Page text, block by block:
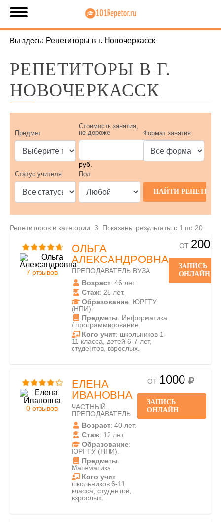
Вы здесь: Репетиторы в г. Новочеркасск
РЕПЕТИТОРЫ В Г.
НОВОЧЕРКАССК
Предмет
Стоимость занятия,
не дороже
руб.
Формат занятия
Статус учителя Пол
Репетиторов в категории: 3. Показаны результаты с 1 по 20
7 отзывов
ОЛЬГА
АЛЕКСАНДРОВНА
ПРЕПОДАВАТЕЛЬ ВУЗА
Возраст: 46 лет.
Стаж: 25 лет.
Образование: ЮРГТУ
(НПИ).
Предметы: Информатика
/ программирование.
Кого учит: школьников 1-
11 класса, детей 6-7 лет,
студентов, взрослых.
ОТ 2000
ЗАПИСЬ
ОНЛАЙН
0 отзывов
ЕЛЕНА
ИВАНОВНА
ЧАСТНЫЙ
ПРЕПОДАВАТЕЛЬ
Возраст: 40 лет.
Стаж: 12 лет.
Образование:
ЮРГТУ (НПИ).
Предметы:
Математика.
Кого учит:
школьников 6-11
класса, студентов,
взрослых.
ОТ 1000
ЗАПИСЬ
ОНЛАЙН